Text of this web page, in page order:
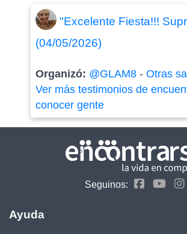
"Excelente Fiesta!!!
(04/05/2026)
Organizó: @GLAM8- Otras
Ver más testimonios de
conocer gente
Seguinos:
Ayuda